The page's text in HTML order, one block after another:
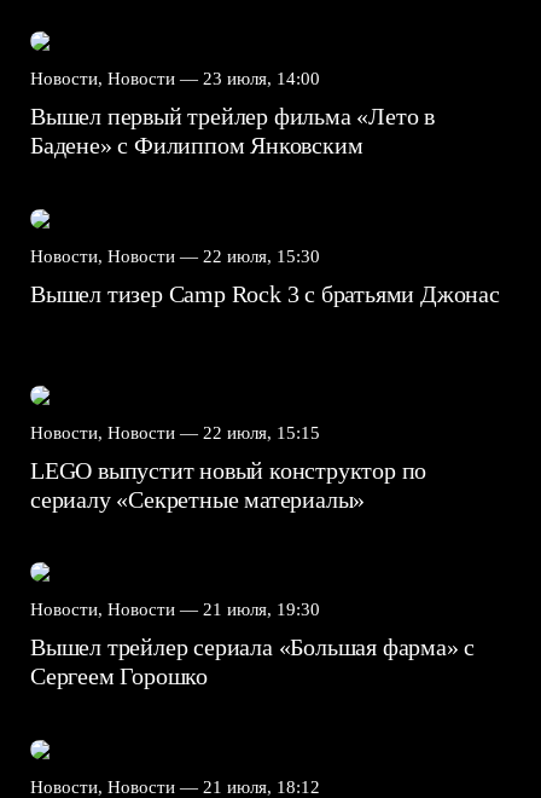
Новости, Новости — 23 июля, 14:00
Вышел первый трейлер фильма «Лето в
Бадене» с Филиппом Янковским
Новости, Новости — 22 июля, 15:30
Вышел тизер Camp Rock 3 с братьями Джонас
Новости, Новости — 22 июля, 15:15
LEGO выпустит новый конструктор по
сериалу «Секретные материалы»
Новости, Новости — 21 июля, 19:30
Вышел трейлер сериала «Большая фарма» с
Сергеем Горошко
Новости, Новости — 21 июля, 18:12